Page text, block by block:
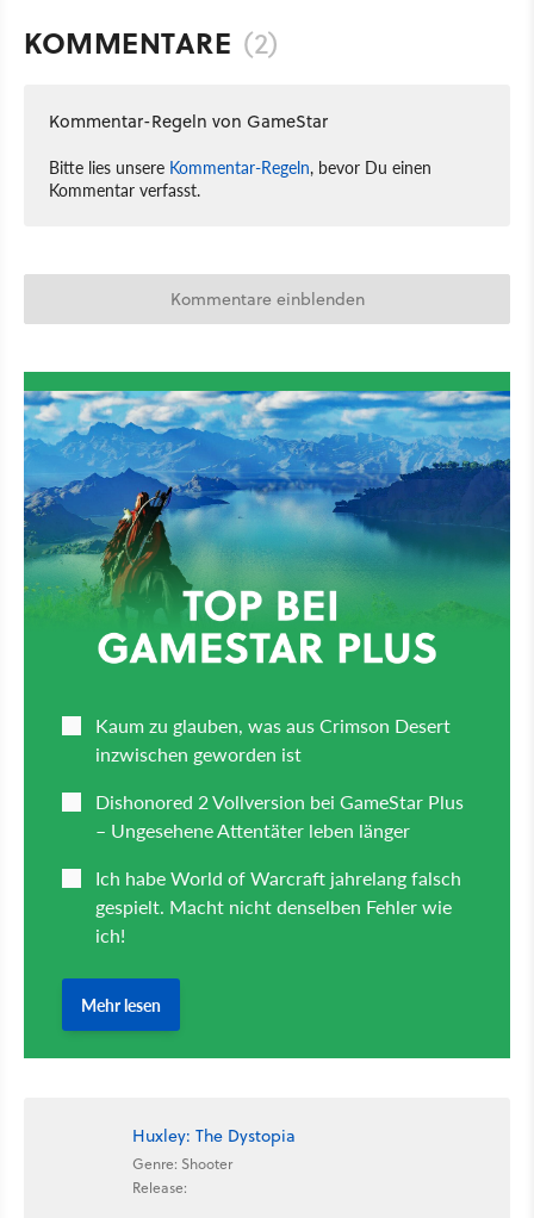
KOMMENTARE (2)
Kommentar-Regeln von GameStar
Bitte lies unsere Kommentar-Regeln, bevor Du einen
Kommentar verfasst.
Kommentare einblenden
Huxley: The Dystopia
Genre: Shooter
Release: